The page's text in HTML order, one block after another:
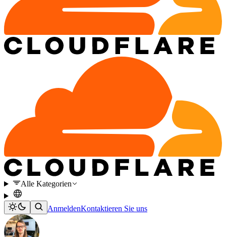
Alle Kategorien
AnmeldenKontaktieren Sie uns